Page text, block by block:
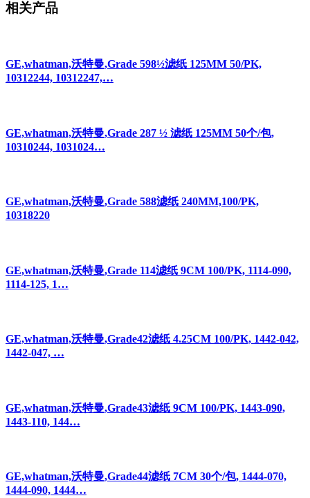
相关产品
GE,whatman,沃特曼,Grade 598½滤纸 125MM 50/PK,
10312244, 10312247,…
GE,whatman,沃特曼,Grade 287 ½ 滤纸 125MM 50个/包,
10310244, 1031024…
GE,whatman,沃特曼,Grade 588滤纸 240MM,100/PK,
10318220
GE,whatman,沃特曼,Grade 114滤纸 9CM 100/PK, 1114-090,
1114-125, 1…
GE,whatman,沃特曼,Grade42滤纸 4.25CM 100/PK, 1442-042,
1442-047, …
GE,whatman,沃特曼,Grade43滤纸 9CM 100/PK, 1443-090,
1443-110, 144…
GE,whatman,沃特曼,Grade44滤纸 7CM 30个/包, 1444-070,
1444-090, 1444…